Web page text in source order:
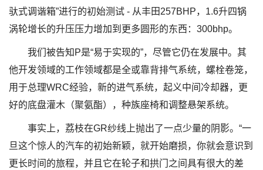
驮式调谐箱”进行的初始测试 - 从丰田257BHP，1.6升四锅
涡轮增长的升压压力增加到更多圆形的东西：300bhp。
我们被告知P是“易于实现的”，尽管它仍在发展中。其
他开发领域的工作领域都是全或靠背排气系统，螺栓卷笼，
用于总理WRC经验，新的进气系统，起义中间冷却器，更
好的底盘灌木（聚氨酯），种族座椅和调整悬架系统。
事实上，荔枝在GR纱线上抛出了一点少量的阴影。“一
旦这个惊人的汽车的初始新颖，就开始磨损，你就会意识到
更长时间的旅程，并且它在轮子和拱门之间具有很大的差